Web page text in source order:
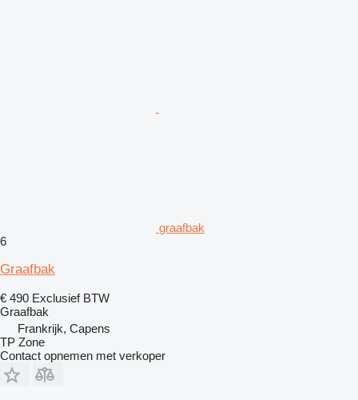
graafbak
6
Graafbak
€ 490 Exclusief BTW
Graafbak
Frankrijk, Capens
TP Zone
Contact opnemen met verkoper